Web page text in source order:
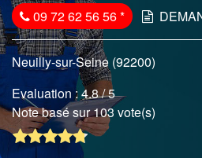
09 72 62 56 56*
Neuilly-sur-Seine (92200)
Evaluation :4.8/ 5
Note basé sur 103 vote(s)